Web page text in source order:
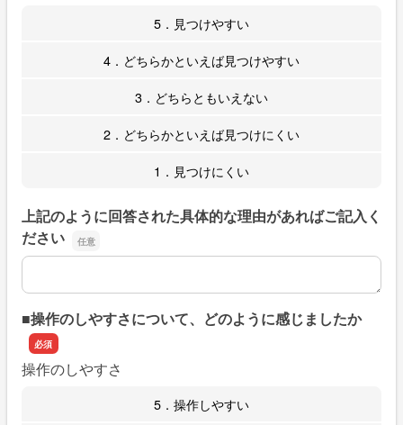
5．見つけやすい
4．どちらかといえば見つけやすい
3．どちらともいえない
2．どちらかといえば見つけにくい
1．見つけにくい
上記のように回答された具体的な理由があればご記入く
ださい
上記のように回答された具体的な理由があればご記入くだ
■操作のしやすさについて、どのように感じましたか
操作のしやすさ
5．操作しやすい